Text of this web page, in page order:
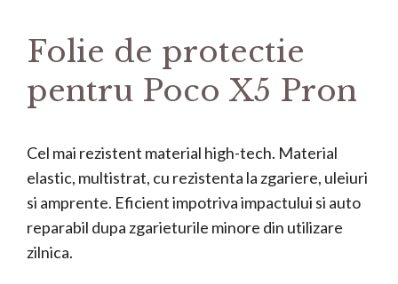
Folie de protectie
pentru Poco X5 Pron
Cel mai rezistent material high-tech. Material
elastic, multistrat, cu rezistenta la zgariere, uleiuri
si amprente. Eficient impotriva impactului si auto
reparabil dupa zgarieturile minore din utilizare
zilnica.